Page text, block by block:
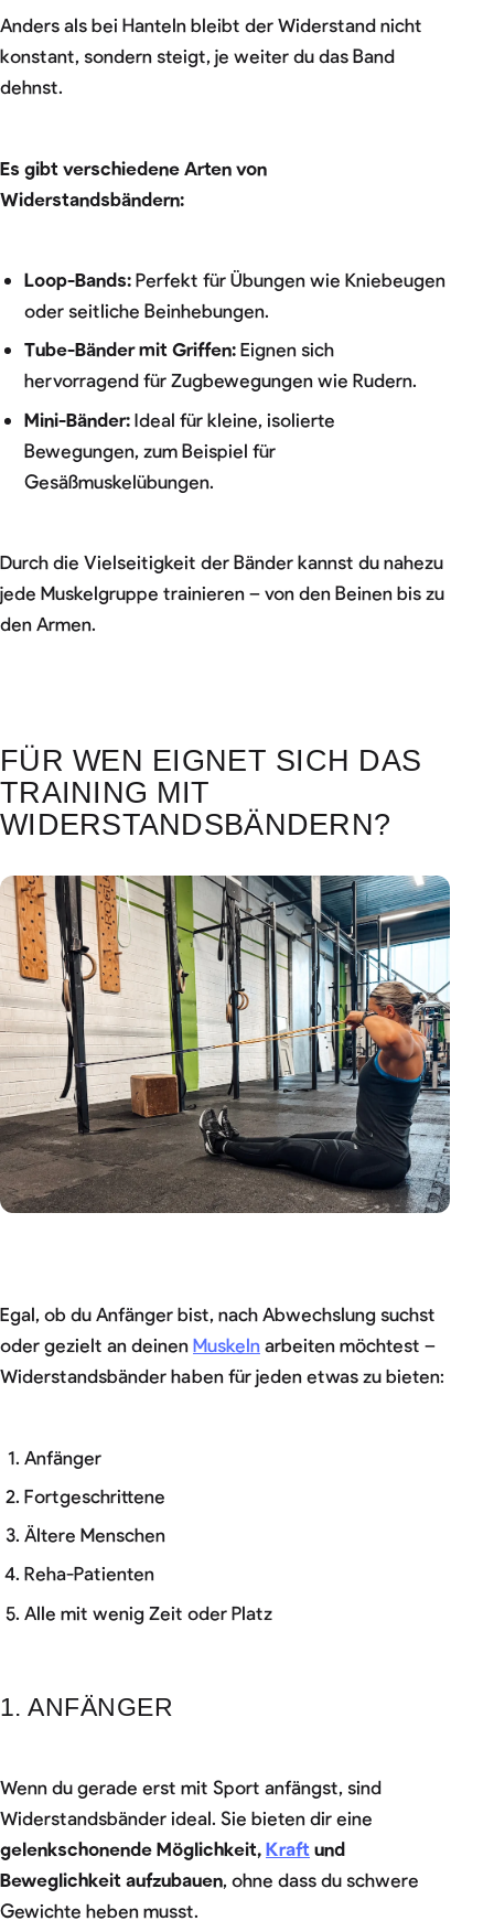
Anders als bei Hanteln bleibt der Widerstand nicht
konstant, sondern steigt, je weiter du das Band
dehnst.
Es gibt verschiedene Arten von
Widerstandsbändern:
Loop-Bands: Perfekt für Übungen wie Kniebeugen
oder seitliche Beinhebungen.
Tube-Bänder mit Griffen: Eignen sich
hervorragend für Zugbewegungen wie Rudern.
Mini-Bänder: Ideal für kleine, isolierte
Bewegungen, zum Beispiel für
Gesäßmuskelübungen.
Durch die Vielseitigkeit der Bänder kannst du nahezu
jede Muskelgruppe trainieren – von den Beinen bis zu
den Armen.
FÜR WEN EIGNET SICH DAS
TRAINING MIT
WIDERSTANDSBÄNDERN?
Egal, ob du Anfänger bist, nach Abwechslung suchst
oder gezielt an deinen Muskeln arbeiten möchtest –
Widerstandsbänder haben für jeden etwas zu bieten:
Anfänger
Fortgeschrittene
Ältere Menschen
Reha-Patienten
Alle mit wenig Zeit oder Platz
1. ANFÄNGER
Wenn du gerade erst mit Sport anfängst, sind
Widerstandsbänder ideal. Sie bieten dir eine
gelenkschonende Möglichkeit, Kraft und
Beweglichkeit aufzubauen, ohne dass du schwere
Gewichte heben musst.